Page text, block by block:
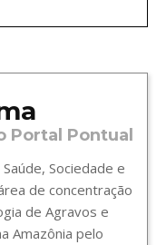
Portal Pontual
Sociedade e
de concentração
de Agravos e
Amazônia pelo